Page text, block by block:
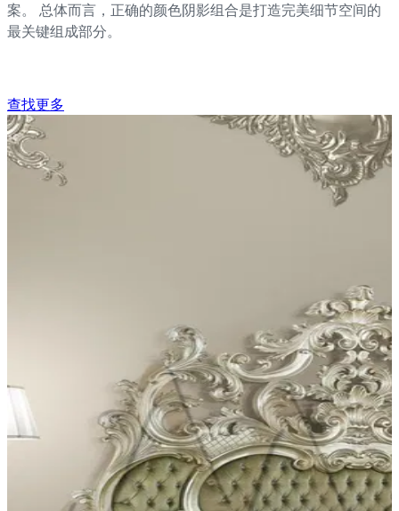
案。 总体而言，正确的颜色阴影组合是打造完美细节空间的
最关键组成部分。
查找更多